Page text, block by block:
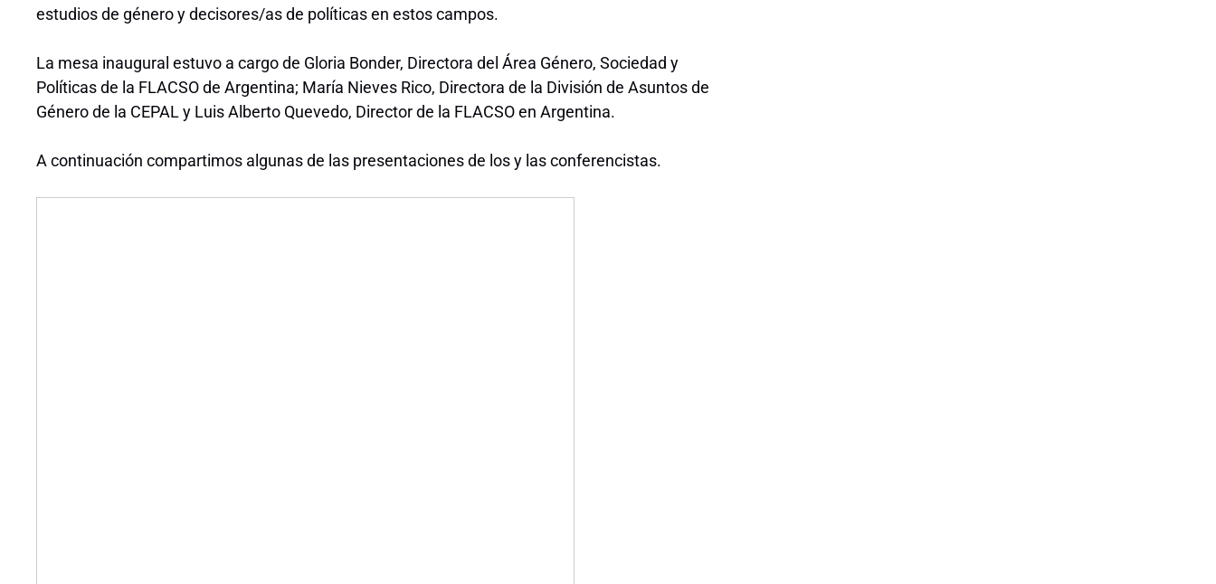
estudios de género y decisores/as de políticas en estos campos.
La mesa inaugural estuvo a cargo de Gloria Bonder, Directora del Área Género, Sociedad y
Políticas de la FLACSO de Argentina; María Nieves Rico, Directora de la División de Asuntos de
Género de la CEPAL y Luis Alberto Quevedo, Director de la FLACSO en Argentina.
A continuación compartimos algunas de las presentaciones de los y las conferencistas.